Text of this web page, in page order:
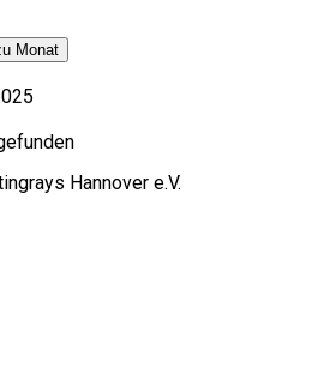
Monat
Hannover e.V.